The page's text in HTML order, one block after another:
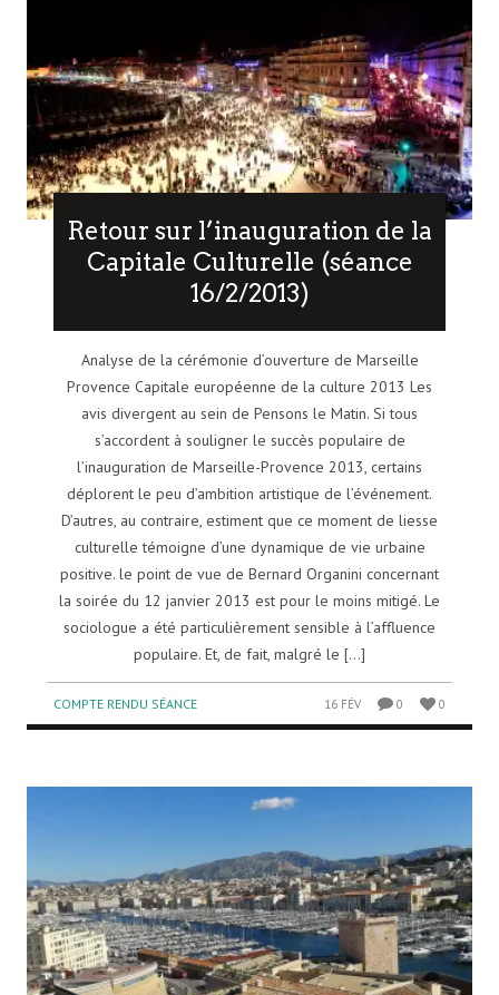
Retour sur l’inauguration de la
Capitale Culturelle (séance
16/2/2013)
Analyse de la cérémonie d’ouverture de Marseille
Provence Capitale européenne de la culture 2013 Les
avis divergent au sein de Pensons le Matin. Si tous
s’accordent à souligner le succès populaire de
l’inauguration de Marseille-Provence 2013, certains
déplorent le peu d’ambition artistique de l’événement.
D’autres, au contraire, estiment que ce moment de liesse
culturelle témoigne d’une dynamique de vie urbaine
positive. le point de vue de Bernard Organini concernant
la soirée du 12 janvier 2013 est pour le moins mitigé. Le
sociologue a été particulièrement sensible à l’affluence
populaire. Et, de fait, malgré le [...]
COMPTE RENDU SÉANCE 16 FÉV 0 0